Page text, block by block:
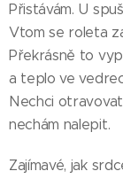
Přistávám. U
Vtom se roleta
Překrásně to
a teplo ve
Nechci
nechám nalepit.
Zajímavé, jak